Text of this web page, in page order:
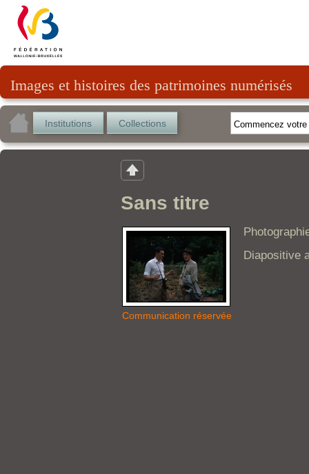
Images et histoires des patrimoines numérisés
Institutions Collections
Sans titre
Communication réservée
Diapositive